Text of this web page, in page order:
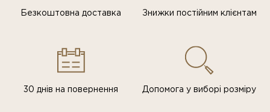
Безкоштовна доставка Знижки постiйним клiєнтам
30 днів на повернення Допомога у виборі розміру